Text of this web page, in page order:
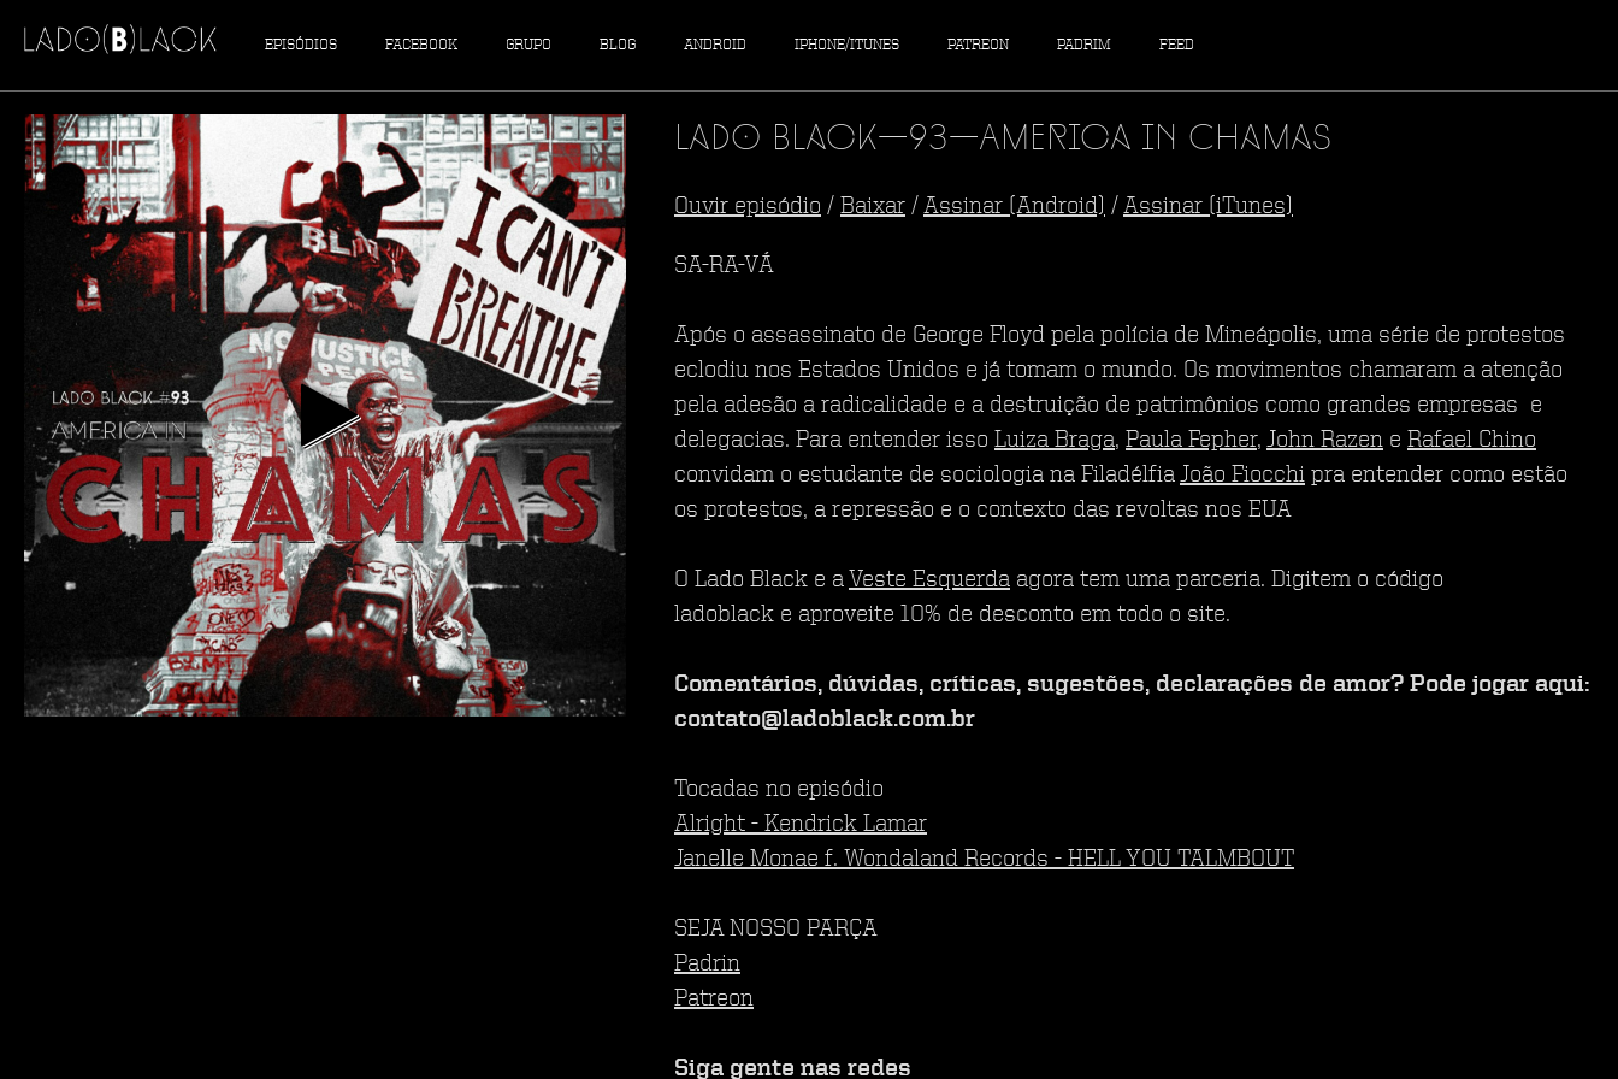
EPISÓDIOS FACEBOOK GRUPO BLOG ANDROID IPHONE/ITUNES PATREON PADRIM FEED
Lado Black—93—America in Chamas
Ouvir episódio / Baixar / Assinar (Android) / Assinar (iTunes)
SA-RA-VÁ
Após o assassinato de George Floyd pela polícia de Mineápolis, uma série de protestos
eclodiu nos Estados Unidos e já tomam o mundo. Os movimentos chamaram a atenção
pela adesão a radicalidade e a destruição de patrimônios como grandes empresas e
delegacias. Para entender isso Luiza Braga, Paula Fepher, John Razen e Rafael Chino
convidam o estudante de sociologia na Filadélfia João Fiocchi pra entender como estão
os protestos, a repressão e o contexto das revoltas nos EUA
O Lado Black e a Veste Esquerda agora tem uma parceria. Digitem o código
ladoblack e aproveite 10% de desconto em todo o site.
Comentários, dúvidas, críticas, sugestões, declarações de amor? Pode jogar aqui:
contato@ladoblack.com.br
Tocadas no episódio
Alright - Kendrick Lamar
Janelle Monae f. Wondaland Records - HELL YOU TALMBOUT
SEJA NOSSO PARÇA
Padrin
Patreon
Siga gente nas redes